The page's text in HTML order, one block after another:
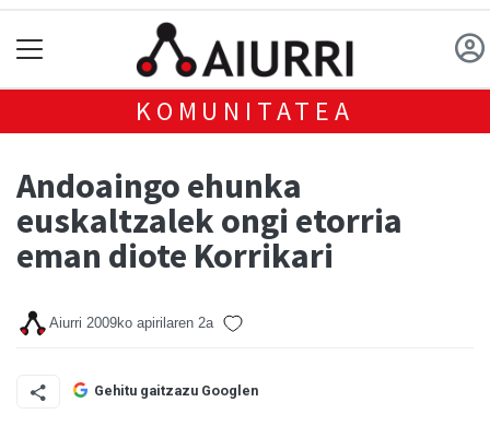
KOMUNITATEA
Andoaingo ehunka
euskaltzalek ongi etorria
eman diote Korrikari
Aiurri 2009ko apirilaren 2a
Gehitu gaitzazu Googlen